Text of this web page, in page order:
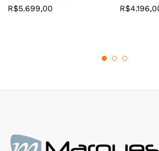
R$5.699,00 R$